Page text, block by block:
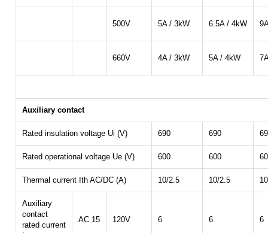
500V 5A / 3kW 6.5A / 4kW
660V 4A / 3kW 5A / 4kW
Auxiliary contact
Rated insulation voltage Ui (V) 690 690
Rated operational voltage Ue (V) 600 600
Thermal current Ith AC/DC (A) 10/2.5 10/2.5
Auxiliary
contact
rated current
AC 15 120V 6 6 6